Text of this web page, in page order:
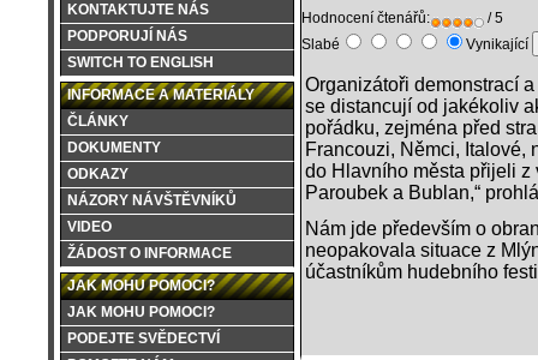
KONTAKTUJTE NÁS
PODPORUJÍ NÁS
SWITCH TO ENGLISH
INFORMACE A MATERIÁLY
ČLÁNKY
DOKUMENTY
ODKAZY
NÁZORY NÁVŠTĚVNÍKŮ
VIDEO
ŽÁDOST O INFORMACE
JAK MOHU POMOCI?
JAK MOHU POMOCI?
PODEJTE SVĚDECTVÍ
Hodnocení čtenářů:
/ 5
Slabé
Vynikající
Organizátoři demonstrací
se distancují od jakékoliv
pořádku, zejména před
Francouzi, Němci, Italové,
do Hlavního města přijeli z
Paroubek a Bublan,“
Nám jde především o
neopakovala situace z
účastníkům hudebního